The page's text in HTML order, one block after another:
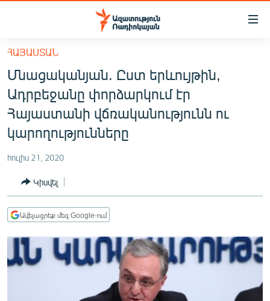
Մատչելիության
հիմնական
բովանդակությանը
Անցնել
հիմնական
մենյուին
Որոնում
ՀԱՅԱՍՏԱՆ
ՔԱՂԱՔԱԿԱՆ
ԸՆՏՐՈՒԹՅՈՒՆՆԵՐ 2026
ՏՆՏԵՍՈՒԹՅՈՒՆ
ՂԱՐԱԲԱՂ
ՊԱՏԵՐԱԶՄԻ 6 ՇԱԲԱԹՆԵՐԸ
ՏԱՐԱԾԱՇՐՋԱՆ
ՀԱՅԱՍՏԱՆ
Մնացականյան. Ըստ երևույթին,
Ադրբեջանը փորձարկում էր
Հայաստանի վճռականությունն ու
կարողությունները
հուլիս 21, 2020
Կիսվել
Ավելացրեք մեզ Google-ում